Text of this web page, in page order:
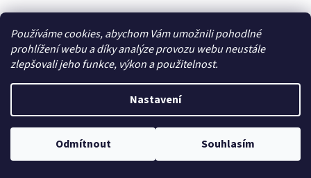
Používáme cookies, abychom Vám umožnili pohodlné
prohlížení webu a díky analýze provozu webu neustále
zlepšovali jeho funkce, výkon a použitelnost.
Nastavení
Odmítnout Souhlasím